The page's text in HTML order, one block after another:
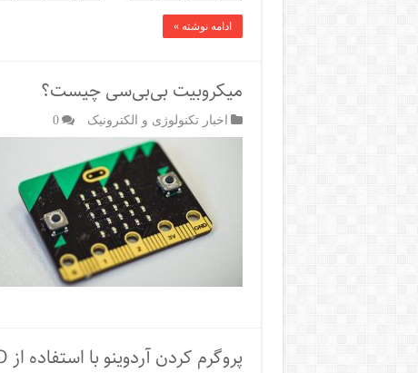
ادامه نوشته »
میکروبیت بی‌بی‌سی چیست؟
اخبار تکنولوژی و الکترونیک 0
پروگرم کردن آردوینو با استفاده از PlatformIO یا پلتفرمIO